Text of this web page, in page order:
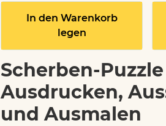
In den Warenkorb
legen
Scherben-
Ausdrucken,
und Ausmalen